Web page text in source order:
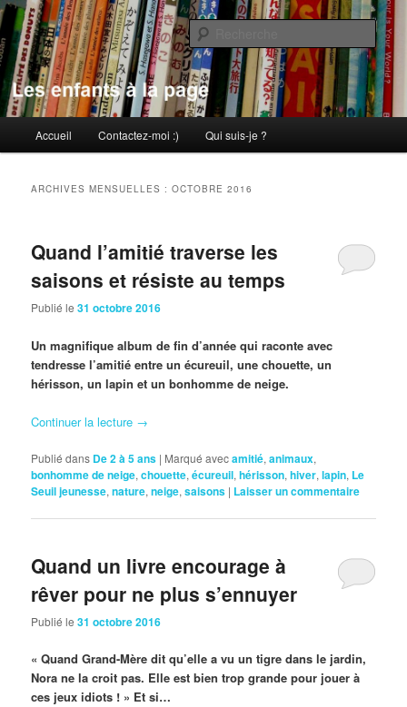
Aller
au
contenu
principal
Aller
au
contenu
secondaireLes enfants à la page
principal
Accueil Contactez-moi :) Qui suis-je ?
ARCHIVES MENSUELLES :OCTOBRE 2016
Quand l’amitié traverse les
saisons et résiste au temps
Publié le31 octobre 2016
Un magnifique album de fin d’année qui raconte avec
tendresse l’amitié entre un écureuil, une chouette, un
hérisson, un lapin et un bonhomme de neige.
Continuer la lecture →
Publié dans De 2 à 5 ans | Marqué avecamitié,animaux,
bonhomme de neige,chouette,écureuil,hérisson,hiver,lapin, Le
Seuil jeunesse,nature,neige,saisons | Laisser un commentaire
Quand un livre encourage à
rêver pour ne plus s’ennuyer
Publié le31 octobre 2016
« Quand Grand-Mère dit qu’elle a vu un tigre dans le jardin,
Nora ne la croit pas. Elle est bien trop grande pour jouer à
ces jeux idiots ! » Et si…